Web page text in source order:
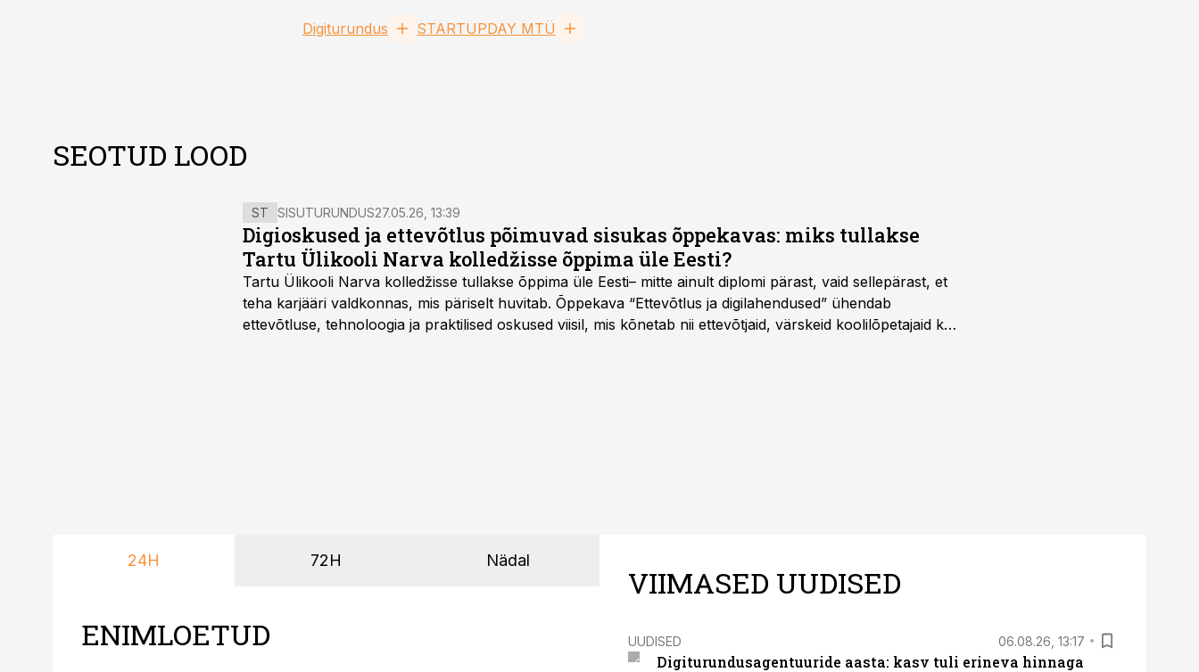
Digiturundus STARTUPDAY MTÜ
SEOTUD LOOD
ST SISUTURUNDUS27.05.26, 13:39
Digioskused ja ettevõtlus põimuvad sisukas õppekavas: miks tullakse
Tartu Ülikooli Narva kolledžisse õppima üle Eesti?
Tartu Ülikooli Narva kolledžisse tullakse õppima üle Eesti– mitte ainult diplomi pärast, vaid sellepärast, et
teha karjääri valdkonnas, mis päriselt huvitab. Õppekava “Ettevõtlus ja digilahendused” ühendab
ettevõtluse, tehnoloogia ja praktilised oskused viisil, mis kõnetab nii ettevõtjaid, värskeid koolilõpetajaid kui
24H 72H Nädal
ENIMLOETUD
VIIMASED UUDISED
UUDISED 06.08.26, 13:17
Digiturundusagentuuride aasta: kasv tuli erineva hinnaga